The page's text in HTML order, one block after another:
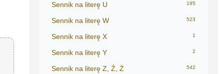
Sennik na literę U 195
Sennik na literę W 523
Sennik na literę X 1
Sennik na literę Y 2
Sennik na literę Z, Ź, Ż 542